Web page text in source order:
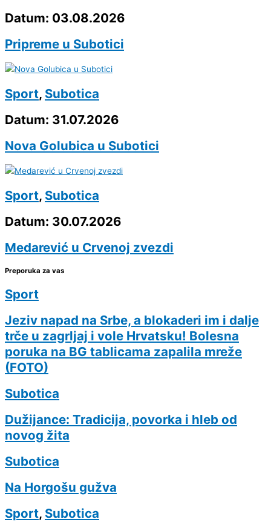
Datum: 03.08.2026
Pripreme u Subotici
Sport, Subotica
Datum: 31.07.2026
Nova Golubica u Subotici
Sport, Subotica
Datum: 30.07.2026
Medarević u Crvenoj zvezdi
Preporuka za vas
Sport
Jeziv napad na Srbe, a blokaderi im i dalje
trče u zagrljaj i vole Hrvatsku! Bolesna
poruka na BG tablicama zapalila mreže
(FOTO)
Subotica
Dužijance: Tradicija, povorka i hleb od
novog žita
Subotica
Na Horgošu gužva
Sport, Subotica